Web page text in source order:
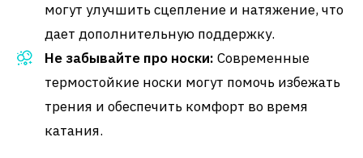
могут улучшить сцепление и натяжение, что
дает дополнительную поддержку.
Не забывайте про носки: Современные
термостойкие носки могут помочь избежать
трения и обеспечить комфорт во время
катания.